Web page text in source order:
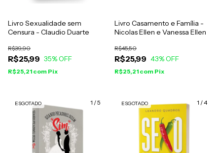
Livro Sexualidade sem
Censura - Claudio Duarte
R$25,99
R$39,90
35% OFF
R$25,21 com Pix
Livro Casamento e Família -
Nicolas Ellen e Vanessa Ellen
R$25,99
R$45,50
43% OFF
R$25,21 com Pix
1 /5
ESGOTADO 1 /4
ESGOTADO